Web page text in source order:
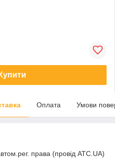
Купити
Оплата Умови
права (провід ATC.UA)